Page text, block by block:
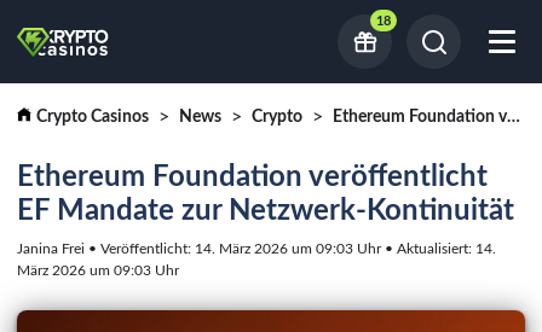
18
Crypto Casinos News Crypto Ethereum Foundation veröffentlicht EF Mandate zur Netzwerk-Kontinuität
Ethereum Foundation veröffentlicht
EF Mandate zur Netzwerk-Kontinuität
Janina Frei • Veröffentlicht: 14. März 2026 um 09:03 Uhr • Aktualisiert: 14.
März 2026 um 09:03 Uhr